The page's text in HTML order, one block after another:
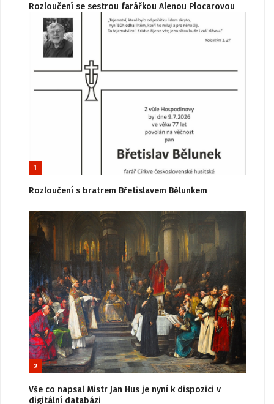
Rozloučení se sestrou farářkou Alenou Plocarovou
1
Rozloučení s bratrem Břetislavem Bělunkem
2
Vše co napsal Mistr Jan Hus je nyní k dispozici v
digitální databázi